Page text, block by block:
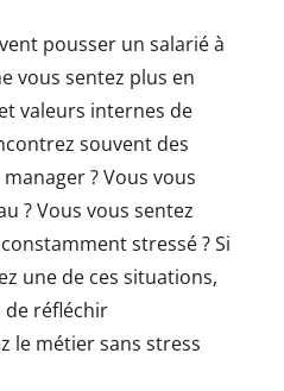
pousser un salarié à
vous sentez plus en
valeurs internes de
souvent des
? Vous vous
? Vous vous sentez
stressé ? Si
une de ces situations,
de réfléchir
le métier sans stress